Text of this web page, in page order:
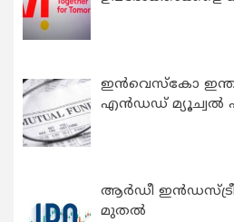
ഇന്‍വെസ്കോ
എന്‍ഡഡ് മ്യൂച്വല്‍
ആർഡീ
മുതൽ